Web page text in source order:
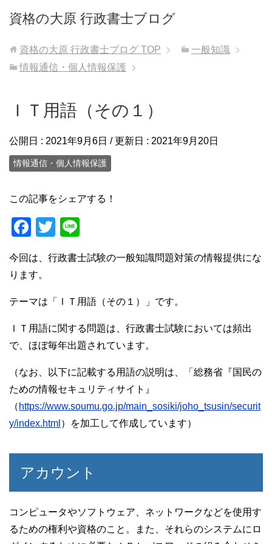
資格の大原 行政書士ブログ
資格の大原 行政書士ブログ TOP
一般知識
情報通信・個人情報保護
ＩＴ用語（その１）
公開日 : 2021年9月6日 / 更新日 : 2021年9月20日
情報通信・個人情報保護
この記事をシェアする！
F
c
e
b
o
o
k
T
wi
tt
n
e
今回は、行政書士試験の一般知識問題対策の情報提供にな
ります。
テーマは「ＩＴ用語（その１）」です。
ＩＴ用語に関する問題は、行政書士試験においては頻出
で、ほぼ毎年出題されています。
（なお、以下に記載する用語の説明は、「総務省『国民の
ための情報セキュリティサイト』
（ https://www.soumu.go.jp/main_sosiki/joho_tsusin/securit
y/index.html ）を加工して作成しています）
アカウント
コンピュータやソフトウェア、ネットワークなどを使用す
るための権利や資格のこと。また、それらのシステムにロ